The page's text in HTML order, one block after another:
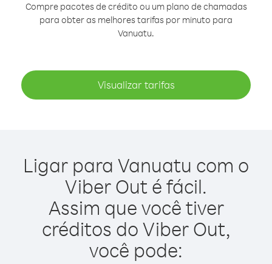
Compre pacotes de crédito ou um plano de chamadas
para obter as melhores tarifas por minuto para
Vanuatu.
Visualizar tarifas
Ligar para Vanuatu com o
Viber Out é fácil.
Assim que você tiver
créditos do Viber Out,
você pode: